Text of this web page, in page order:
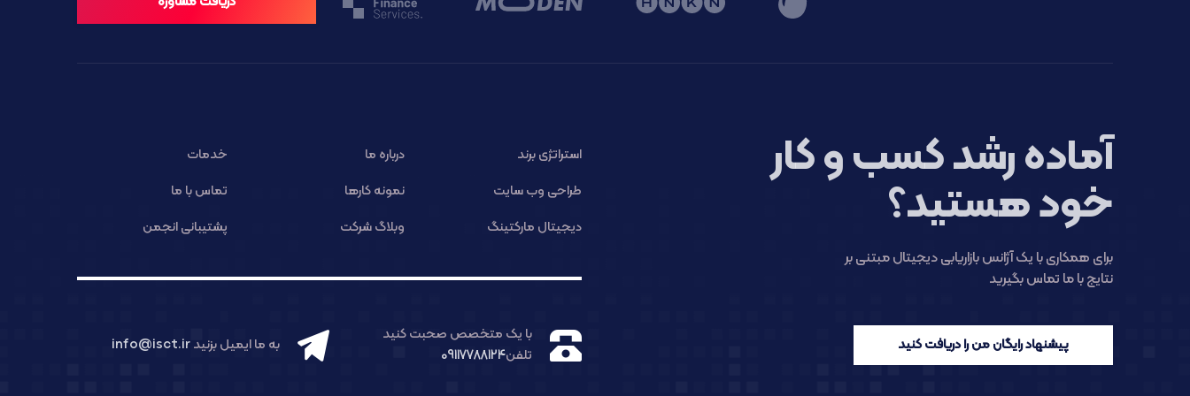
آماده رشد کسب و کار
خود هستید؟
برای همکاری با یک آژانس بازاریابی دیجیتال مبتنی بر
نتایج با ما تماس بگیرید
پیشنهاد رایگان من را دریافت کنید
استراتژی برند درباره ما
خدمات
طراحی وب سایت
نمونه کارها
تماس با ما
دیجیتال مارکتینگ
وبلاگ شرکت پشتیبانی انجمن
با یک متخصص صحبت کنید
تلفن09117788124
به ما ایمیل بزنیدinfo@isct.ir